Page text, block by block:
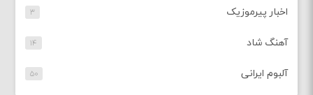
اخبار پیرموزیک ۳
آهنگ شاد ۱۴
آلبوم ایرانی ۵۰